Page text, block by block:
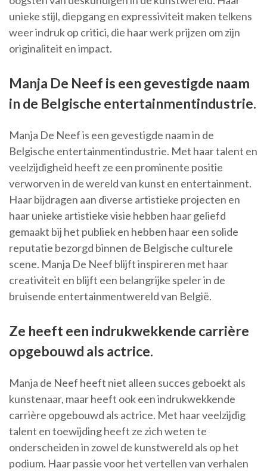
unieke stijl, diepgang en expressiviteit maken telkens
weer indruk op critici, die haar werk prijzen om zijn
originaliteit en impact.
Manja De Neef is een gevestigde naam
in de Belgische entertainmentindustrie.
Manja De Neef is een gevestigde naam in de
Belgische entertainmentindustrie. Met haar talent en
veelzijdigheid heeft ze een prominente positie
verworven in de wereld van kunst en entertainment.
Haar bijdragen aan diverse artistieke projecten en
haar unieke artistieke visie hebben haar geliefd
gemaakt bij het publiek en hebben haar een solide
reputatie bezorgd binnen de Belgische culturele
scene. Manja De Neef blijft inspireren met haar
creativiteit en blijft een belangrijke speler in de
bruisende entertainmentwereld van België.
Ze heeft een indrukwekkende carrière
opgebouwd als actrice.
Manja de Neef heeft niet alleen succes geboekt als
kunstenaar, maar heeft ook een indrukwekkende
carrière opgebouwd als actrice. Met haar veelzijdig
talent en toewijding heeft ze zich weten te
onderscheiden in zowel de kunstwereld als op het
podium. Haar passie voor het vertellen van verhalen